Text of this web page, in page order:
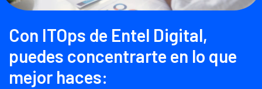
Con ITOps de Entel Digital,
puedes concentrarte en lo que
mejor haces: